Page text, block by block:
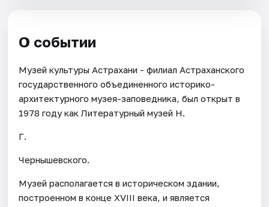
О событии
Музей культуры Астрахани - филиал Астраханского
государственного объединенного историко-
архитектурного музея-заповедника, был открыт в
1978 году как Литературный музей Н.
Г.
Чернышевского.
Музей располагается в историческом здании,
построенном в конце XVIII века, и является